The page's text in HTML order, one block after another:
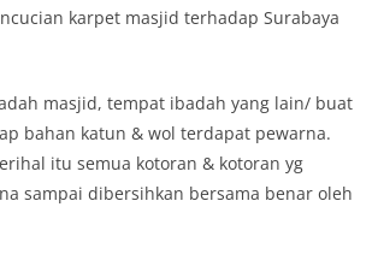
karpet masjid terhadap Surabaya
masjid, tempat ibadah yang lain/ buat
bahan katun & wol terdapat pewarna.
itu semua kotoran & kotoran yg
sampai dibersihkan bersama benar oleh